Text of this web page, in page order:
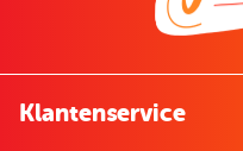
Klantenservice